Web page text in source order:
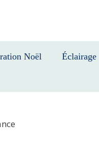
Noël Éclairage